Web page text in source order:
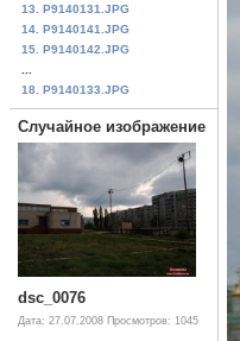
13. P9140131.JPG
14. P9140141.JPG
15. P9140142.JPG
18. P9140133.JPG
Случайное изображение
dsc_0076
Дата: 27.07.2008 Просмотров: 1045